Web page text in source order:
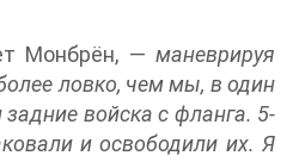
Монбрён, — маневрируя
ловко, чем мы, в один
войска с фланга. 5-
и освободили их. Я